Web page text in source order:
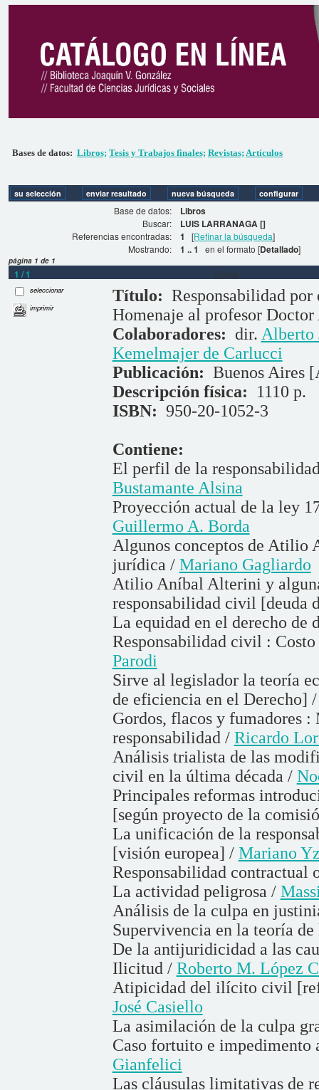
Bases de datos: Libros; Tesis y Trabajos finales; Revistas;Artículos
Base de datos: Libros
Buscar: LUIS LARRANAGA []
Referencias encontradas: 1 [Refinar la búsqueda]
Mostrando:
1 .. 1 en el formato [Detallado]
página 1 de 1
1 / 1 Libros
seleccionar
imprimir
Título: Responsabilidad
Homenaje al profesor
Colaboradores: dir. Alberto
Kemelmajer de Carlucci
Publicación: Buenos Aires
Descripción física: 1110 p.
ISBN: 950-20-1052-3
Contiene:
El perfil de la
Bustamante Alsina
Proyección actual de la ley
Guillermo A. Borda
Algunos conceptos de Atilio
jurídica / Mariano Gagliardo
Atilio Aníbal Alterini y
responsabilidad civil [deuda
La equidad en el derecho de
Responsabilidad civil :
Parodi
Sirve al legislador la teoría
de eficiencia en el Derecho]
Gordos, flacos y fumadores
responsabilidad / Ricardo
Análisis trialista de las
civil en la última década /
Principales reformas
[según proyecto de la
La unificación de la
[visión europea] / Mariano
Responsabilidad contractual
La actividad peligrosa /
Análisis de la culpa en
Supervivencia en la teoría
De la antijuridicidad a las
Ilicitud / Roberto M. López
Atipicidad del ilícito civil
José Casiello
La asimilación de la culpa
Caso fortuito e
Gianfelici
Las cláusulas limitativas de